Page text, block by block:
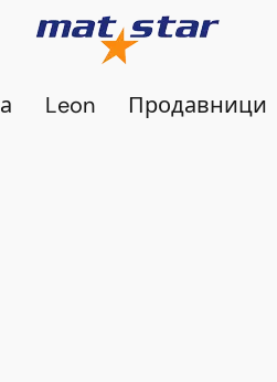
Leon Продавници